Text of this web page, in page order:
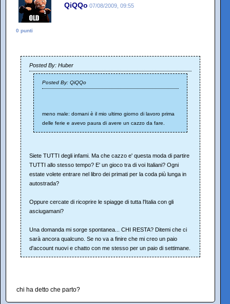
QiQQo 07/08/2009, 09:55
0 punti
Posted By: Huber
Posted By: QiQQo
meno male: domani è il mio ultimo giorno di lavoro prima
delle ferie e avevo paura di avere un cazzo da fare.
Siete TUTTI degli infami. Ma che cazzo e' questa moda di partire
TUTTI allo stesso tempo? E' un gioco tra di voi Italiani? Ogni
estate volete entrare nel libro dei primati per la coda più lunga in
autostrada?
Oppure cercate di ricoprire le spiagge di tutta l'Italia con gli
asciugamani?
Una domanda mi sorge spontanea... CHI RESTA? Ditemi che ci
sarà ancora qualcuno. Se no va a finire che mi creo un paio
d'account nuovi e chatto con me stesso per un paio di settimane.
chi ha detto che parto?